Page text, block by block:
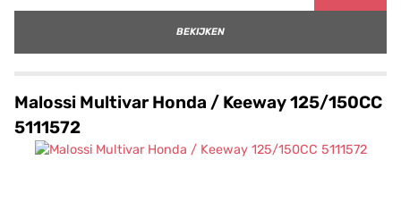
BEKIJKEN
Malossi Multivar Honda / Keeway 125/150CC
5111572